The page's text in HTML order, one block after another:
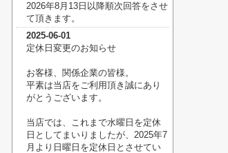
2026年8月13日以降順次回答をさせ
て頂きます。
2025-06-01
定休日変更のお知らせ
お客様、関係企業の皆様。
平素は当店をご利用頂き誠にあり
がとうございます。
当店では、これまで水曜日を定休
日としてまいりましたが、2025年7
月より日曜日を定休日とさせてい